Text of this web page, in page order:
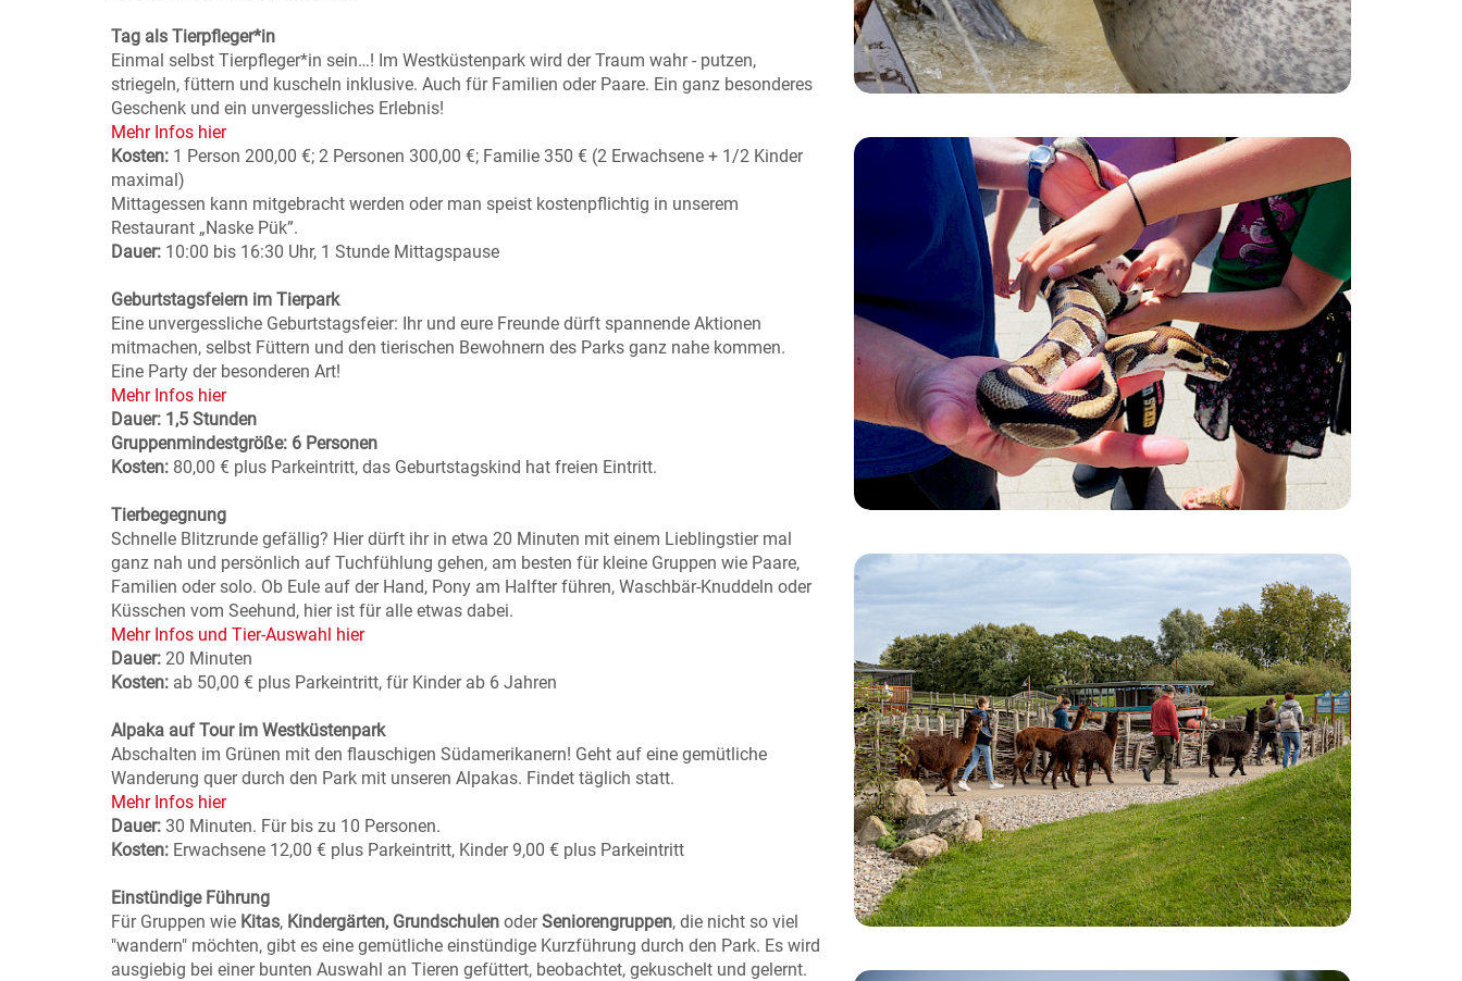
Tag als Tierpfleger*in
Einmal selbst Tierpfleger*in sein…! Im Westküstenpark wird der Traum wahr - putzen,
striegeln, füttern und kuscheln inklusive. Auch für Familien oder Paare. Ein ganz besonderes
Geschenk und ein unvergessliches Erlebnis!
Mehr Infos hier
Kosten: 1 Person 200,00 €; 2 Personen 300,00 €; Familie 350 € (2 Erwachsene + 1/2 Kinder
maximal)
Mittagessen kann mitgebracht werden oder man speist kostenpflichtig in unserem
Restaurant „Naske Pük”.
Dauer: 10:00 bis 16:30 Uhr, 1 Stunde Mittagspause
Geburtstagsfeiern im Tierpark
Eine unvergessliche Geburtstagsfeier: Ihr und eure Freunde dürft spannende Aktionen
mitmachen, selbst Füttern und den tierischen Bewohnern des Parks ganz nahe kommen.
Eine Party der besonderen Art!
Mehr Infos hier
Dauer: 1,5 Stunden
Gruppenmindestgröße: 6 Personen
Kosten: 80,00 € plus Parkeintritt, das Geburtstagskind hat freien Eintritt.
Tierbegegnung
Schnelle Blitzrunde gefällig? Hier dürft ihr in etwa 20 Minuten mit einem Lieblingstier mal
ganz nah und persönlich auf Tuchfühlung gehen, am besten für kleine Gruppen wie Paare,
Familien oder solo. Ob Eule auf der Hand, Pony am Halfter führen, Waschbär-Knuddeln oder
Küsschen vom Seehund, hier ist für alle etwas dabei.
Mehr Infos und Tier-Auswahl hier
Dauer: 20 Minuten
Kosten: ab 50,00 € plus Parkeintritt, für Kinder ab 6 Jahren
Alpaka auf Tour im Westküstenpark
Abschalten im Grünen mit den flauschigen Südamerikanern! Geht auf eine gemütliche
Wanderung quer durch den Park mit unseren Alpakas. Findet täglich statt.
Mehr Infos hier
Dauer: 30 Minuten. Für bis zu 10 Personen.
Kosten: Erwachsene 12,00 € plus Parkeintritt, Kinder 9,00 € plus Parkeintritt
Einstündige Führung
Für Gruppen wie Kitas, Kindergärten, Grundschulen oderSeniorengruppen, die nicht so viel
"wandern" möchten, gibt es eine gemütliche einstündige Kurzführung durch den Park. Es wird
ausgiebig bei einer bunten Auswahl an Tieren gefüttert, beobachtet, gekuschelt und gelernt.